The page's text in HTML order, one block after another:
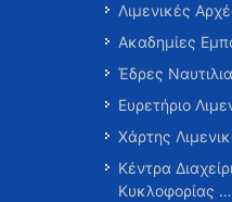
Λιμενικές
Ακαδημίες
Έδρες
Ευρετήριο
Χάρτης
Κέντρα
Κυκλοφορίας …